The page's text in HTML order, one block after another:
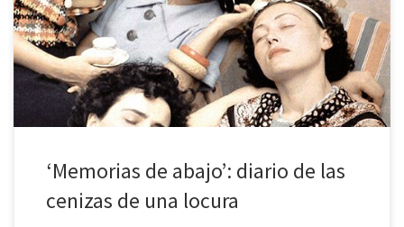
diario del delirio que recoge la caída al abismo de la locura de la
autora, hasta la superación de estos episodios. Esta edición,
cuenta con el prólogo de […]
‘Memorias de abajo’: diario de las
cenizas de una locura